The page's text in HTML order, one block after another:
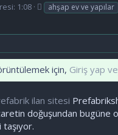
1:08
E
t
e
t
l
e
ahşap ev ve yapılar
için, Giriş yap
ilan sitesi
doğuşundan bugüne